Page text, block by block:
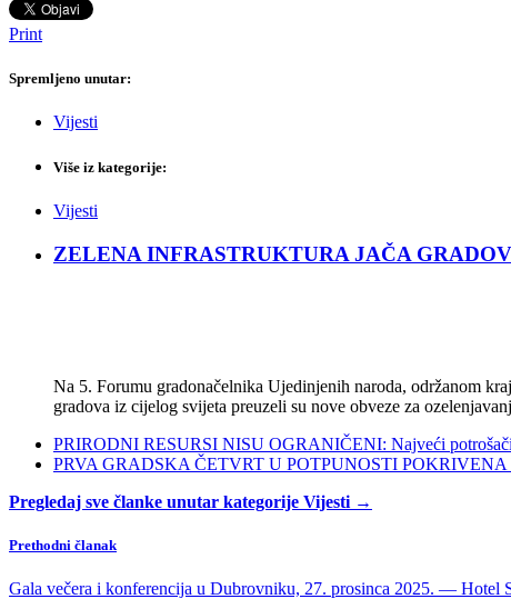
Print
Spremljeno unutar:
Vijesti
Više iz kategorije:
Vijesti
ZELENA INFRASTRUKTURA JAČA
Na 5. Forumu gradonačelnika Ujedinjenih naroda, održanom
gradova iz cijelog svijeta preuzeli su nove obveze za
PRIRODNI RESURSI NISU OGRANIČENI: Najveći potrošači
PRVA GRADSKA ČETVRT U POTPUNOSTI POKRIVENA
Pregledaj sve članke unutar kategorije Vijesti →
Prethodni članak
Gala večera i konferencija u Dubrovniku, 27. prosinca 2025. — Hotel